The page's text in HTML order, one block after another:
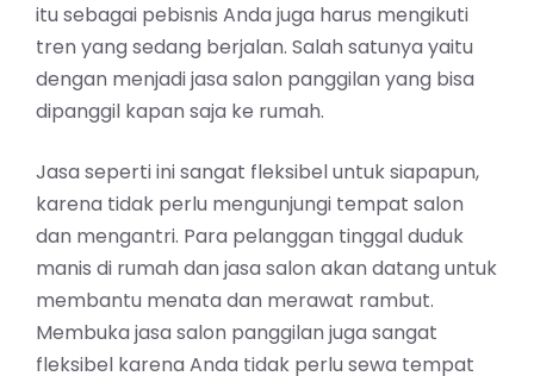
itu sebagai pebisnis Anda juga harus mengikuti
tren yang sedang berjalan. Salah satunya yaitu
dengan menjadi jasa salon panggilan yang bisa
dipanggil kapan saja ke rumah.
Jasa seperti ini sangat fleksibel untuk siapapun,
karena tidak perlu mengunjungi tempat salon
dan mengantri. Para pelanggan tinggal duduk
manis di rumah dan jasa salon akan datang untuk
membantu menata dan merawat rambut.
Membuka jasa salon panggilan juga sangat
fleksibel karena Anda tidak perlu sewa tempat